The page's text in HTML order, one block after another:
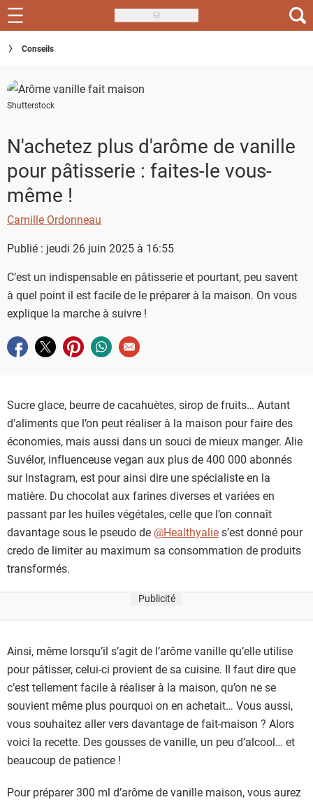
Skip
to
main
Recettes
Inspirations
Conseils
Menu de la semaine
Actus
Téléchargez l'app Saveurs Recettes
Conseils
Shutterstock
N'achetez plus d'arôme de vanille
pour pâtisserie : faites-le vous-
même !
Camille Ordonneau
Publié : jeudi 26 juin 2025 à 16:55
C’est un indispensable en pâtisserie et pourtant, peu savent
à quel point il est facile de le préparer à la maison. On vous
explique la marche à suivre !
Partager sur facebook
Partager sur twitter
Partager sur pinterest
Partager sur whatsapp
Envoyer à un ami
Sucre glace, beurre de cacahuètes, sirop de fruits… Autant
d'aliments que l’on peut réaliser à la maison pour faire des
économies, mais aussi dans un souci de mieux manger. Alie
Suvélor, influenceuse vegan aux plus de 400 000 abonnés
sur Instagram, est pour ainsi dire une spécialiste en la
matière. Du chocolat aux farines diverses et variées en
passant par les huiles végétales, celle que l’on connaît
davantage sous le pseudo de @Healthyalies’est donné pour
credo de limiter au maximum sa consommation de produits
transformés.
Publicité
Ainsi, même lorsqu’il s’agit de l’arôme vanille qu’elle utilise
pour pâtisser, celui-ci provient de sa cuisine. Il faut dire que
c’est tellement facile à réaliser à la maison, qu’on ne se
souvient même plus pourquoi on en achetait… Vous aussi,
vous souhaitez aller vers davantage de fait-maison ? Alors
voici la recette. Des gousses de vanille, un peu d’alcool… et
beaucoup de patience !
Pour préparer 300 ml d’arôme de vanille maison, vous aurez